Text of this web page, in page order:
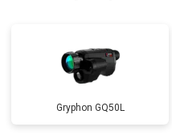
Gryphon GQ50L